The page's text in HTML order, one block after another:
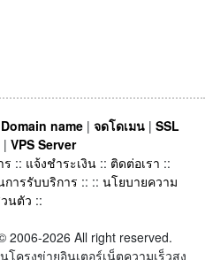
Domain name | จดโดเมน | SSL
| VPS Server
ร :: แจ้งชำระเงิน :: ติดต่อเรา ::
ารรับบริการ :: :: นโยบายความ
นตัว ::
2006-2026 All right reserved.
โครงข่ายอินเตอร์เน็ตความเร็วสูง